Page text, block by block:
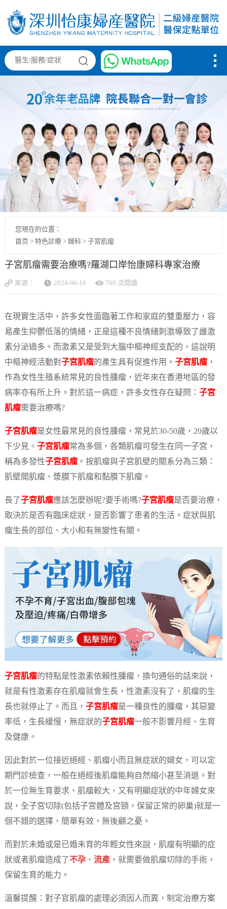
您現在的位置：
首页 > 特色診療> 婦科> 子宮肌瘤
子宮肌瘤需要治療嗎?羅湖口岸怡康婦科專家治療
來源： 2024-06-16 769 次閱讀
在現實生活中，許多女性面臨著工作和家庭的雙重壓力，容
易產生抑鬱低落的情緒，正是這種不良情緒刺激導致了雌激
素分泌過多。而激素又是受到大腦中樞神經支配的，這說明
中樞神經活動對子宮肌瘤的產生具有促進作用。 子宮肌瘤，
作為女性生殖系統常見的良性腫瘤，近年來在香港地區的發
病率亦有所上升。對於這一病症，許多女性存在疑問： 子宮
肌瘤需要治療嗎?
子宮肌瘤是女性最常見的良性腫瘤，常見於30-50歲，20歲以
下少見。 子宮肌瘤常為多個，各類肌瘤可發生在同一子宮，
稱為多發性子宮肌瘤。按肌瘤與子宮肌壁的關系分為三類：
肌壁間肌瘤、漿膜下肌瘤和黏膜下肌瘤。
長了子宮肌瘤應該怎麼辦呢?要手術嗎?子宮肌瘤是否要治療，
取決於是否有臨床症狀，是否影響了患者的生活。症狀與肌
瘤生長的部位、大小和有無變性有關。
子宮肌瘤的特點是性激素依賴性腫瘤，換句通俗的話來說，
就是有性激素存在肌瘤就會生長，性激素沒有了，肌瘤的生
長也就停止了。而且， 子宮肌瘤是一種良性的腫瘤，其惡變
率低，生長緩慢，無症狀的子宮肌瘤一般不影響月經、生育
及健康。
因此對於一位接近絕經、肌瘤小而且無症狀的婦女，可以定
期門診檢查，一般在絕經後肌瘤能夠自然縮小甚至消退。對
於一位無生育要求、肌瘤較大、又有明顯症狀的中年婦女來
說，全子宮切除(包括子宮體及宮頸，保留正常的卵巢)就是一
個不錯的選擇，簡單有效，無後顧之憂。
而對於未婚或是已婚未育的年輕女性來說，肌瘤有明顯的症
狀或者肌瘤造成了不孕、 流產，就需要做肌瘤切除的手術，
保留生育的能力。
溫馨提醒：對子官肌瘤的處理必須因人而異，制定治療方案